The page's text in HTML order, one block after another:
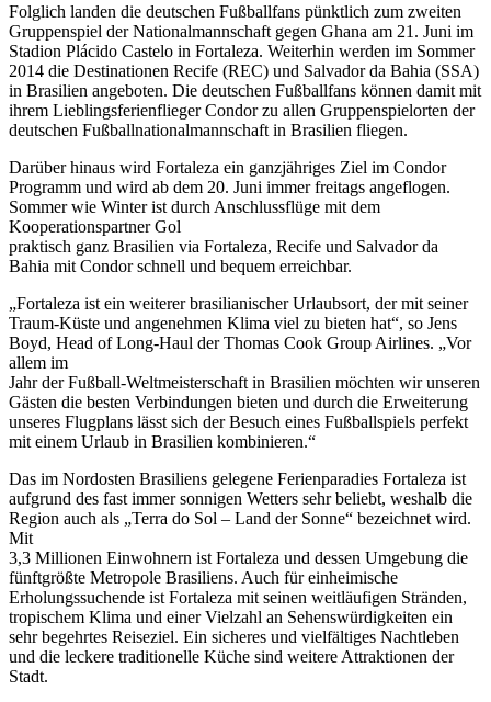
Folglich landen die deutschen Fußballfans pünktlich zum zweiten
Gruppenspiel der Nationalmannschaft gegen Ghana am 21. Juni im
Stadion Plácido Castelo in Fortaleza. Weiterhin werden im Sommer
2014 die Destinationen Recife (REC) und Salvador da Bahia (SSA)
in Brasilien angeboten. Die deutschen Fußballfans können damit mit
ihrem Lieblingsferienflieger Condor zu allen Gruppenspielorten der
deutschen Fußballnationalmannschaft in Brasilien fliegen.
Darüber hinaus wird Fortaleza ein ganzjähriges Ziel im Condor
Programm und wird ab dem 20. Juni immer freitags angeflogen.
Sommer wie Winter ist durch Anschlussflüge mit dem
Kooperationspartner Gol
praktisch ganz Brasilien via Fortaleza, Recife und Salvador da
Bahia mit Condor schnell und bequem erreichbar.
„Fortaleza ist ein weiterer brasilianischer Urlaubsort, der mit seiner
Traum-Küste und angenehmen Klima viel zu bieten hat“, so Jens
Boyd, Head of Long-Haul der Thomas Cook Group Airlines. „Vor
allem im
Jahr der Fußball-Weltmeisterschaft in Brasilien möchten wir unseren
Gästen die besten Verbindungen bieten und durch die Erweiterung
unseres Flugplans lässt sich der Besuch eines Fußballspiels perfekt
mit einem Urlaub in Brasilien kombinieren.“
Das im Nordosten Brasiliens gelegene Ferienparadies Fortaleza ist
aufgrund des fast immer sonnigen Wetters sehr beliebt, weshalb die
Region auch als „Terra do Sol – Land der Sonne“ bezeichnet wird.
Mit
3,3 Millionen Einwohnern ist Fortaleza und dessen Umgebung die
fünftgrößte Metropole Brasiliens. Auch für einheimische
Erholungssuchende ist Fortaleza mit seinen weitläufigen Stränden,
tropischem Klima und einer Vielzahl an Sehenswürdigkeiten ein
sehr begehrtes Reiseziel. Ein sicheres und vielfältiges Nachtleben
und die leckere traditionelle Küche sind weitere Attraktionen der
Stadt.